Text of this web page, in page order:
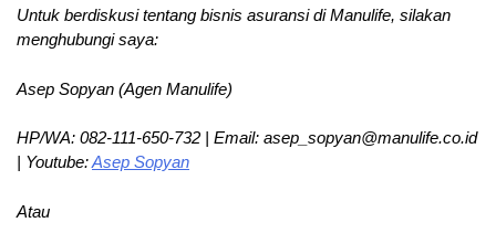
Untuk berdiskusi tentang bisnis asuransi di Manulife, silakan
menghubungi saya:
Asep Sopyan (Agen Manulife)
HP/WA: 082-111-650-732 | Email: asep_sopyan@manulife.co.id
| Youtube:Asep Sopyan
Atau